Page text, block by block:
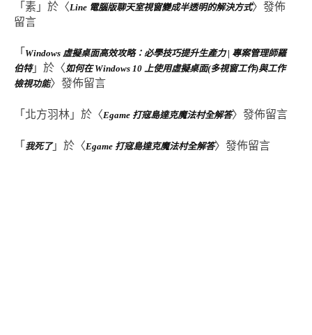
「 素 」於〈Line 電腦版聊天室視窗變成半透明的解決方式〉發佈
留言
「 Windows 虛擬桌面高效攻略：必學技巧提升生產力 | 專案管理師羅
伯特」於〈如何在 Windows 10 上使用虛擬桌面(多視窗工作)與工作
檢視功能〉發佈留言
「 北方羽林 」於〈Egame 打寇島達克魔法村全解答〉發佈留言
「 我死了」於〈Egame 打寇島達克魔法村全解答〉發佈留言